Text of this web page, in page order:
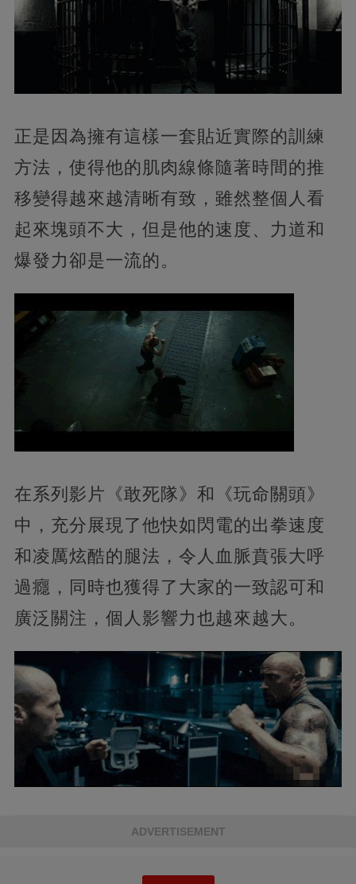
正是因為擁有這樣一套貼近實際的訓練
方法，使得他的肌肉線條隨著時間的推
移變得越來越清晰有致，雖然整個人看
起來塊頭不大，但是他的速度、力道和
爆發力卻是一流的。
在系列影片《敢死隊》和《玩命關頭》
中，充分展現了他快如閃電的出拳速度
和凌厲炫酷的腿法，令人血脈賁張大呼
過癮，同時也獲得了大家的一致認可和
廣泛關注，個人影響力也越來越大。
ADVERTISEMENT